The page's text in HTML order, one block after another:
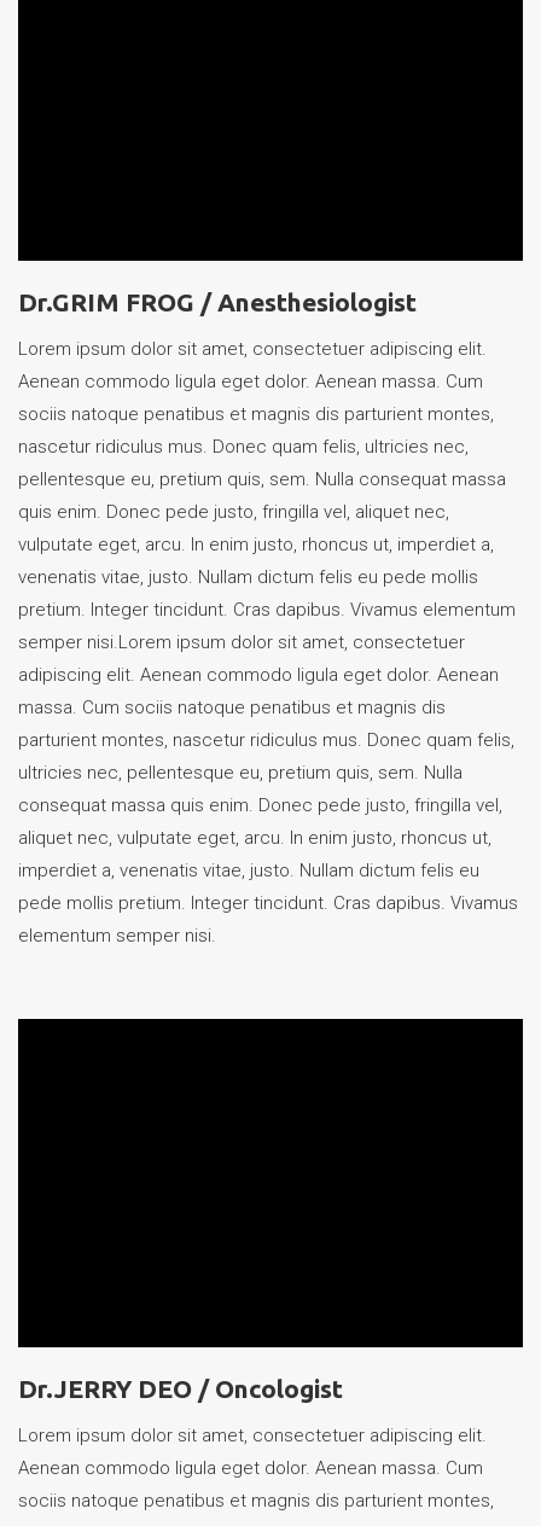
Dr.GRIM FROG /Anesthesiologist
Lorem ipsum dolor sit amet, consectetuer adipiscing elit.
Aenean commodo ligula eget dolor. Aenean massa. Cum
sociis natoque penatibus et magnis dis parturient montes,
nascetur ridiculus mus. Donec quam felis, ultricies nec,
pellentesque eu, pretium quis, sem. Nulla consequat massa
quis enim. Donec pede justo, fringilla vel, aliquet nec,
vulputate eget, arcu. In enim justo, rhoncus ut, imperdiet a,
venenatis vitae, justo. Nullam dictum felis eu pede mollis
pretium. Integer tincidunt. Cras dapibus. Vivamus elementum
semper nisi.Lorem ipsum dolor sit amet, consectetuer
adipiscing elit. Aenean commodo ligula eget dolor. Aenean
massa. Cum sociis natoque penatibus et magnis dis
parturient montes, nascetur ridiculus mus. Donec quam felis,
ultricies nec, pellentesque eu, pretium quis, sem. Nulla
consequat massa quis enim. Donec pede justo, fringilla vel,
aliquet nec, vulputate eget, arcu. In enim justo, rhoncus ut,
imperdiet a, venenatis vitae, justo. Nullam dictum felis eu
pede mollis pretium. Integer tincidunt. Cras dapibus. Vivamus
elementum semper nisi.
Dr.JERRY DEO / Oncologist
Lorem ipsum dolor sit amet, consectetuer adipiscing elit.
Aenean commodo ligula eget dolor. Aenean massa. Cum
sociis natoque penatibus et magnis dis parturient montes,